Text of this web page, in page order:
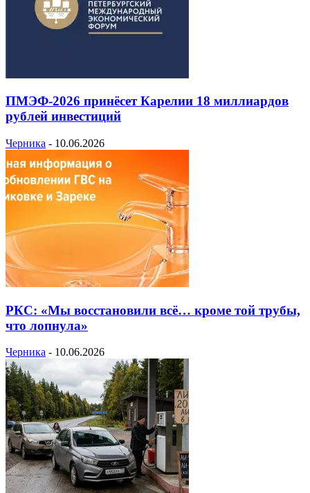
ПМЭФ-2026 принёсет Карелии 18 миллиардов
рублей инвестиций
Черника - 10.06.2026
РКС: «Мы восстановили всё… кроме той трубы,
что лопнула»
Черника - 10.06.2026